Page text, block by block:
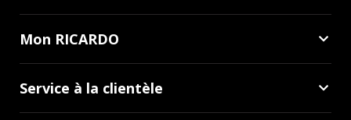
Mon RICARDO
Service à la clientèle